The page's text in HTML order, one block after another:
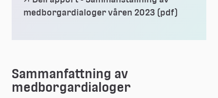
medborgardialoger våren 2023 (pdf)
Sammanfattning av
medborgardialoger